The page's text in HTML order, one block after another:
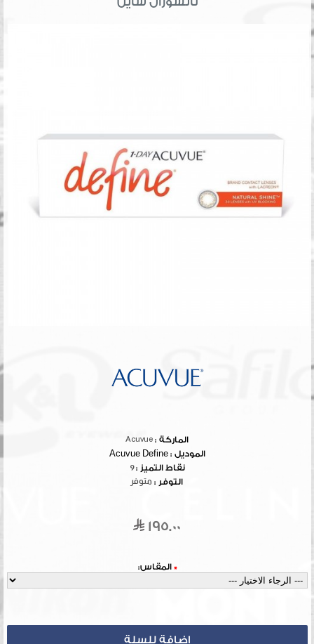
الماركة : Acuvue
الموديل : Acuvue Define
نقاط التميز :9
التوفر :متوفر
195.00
* المقاس: